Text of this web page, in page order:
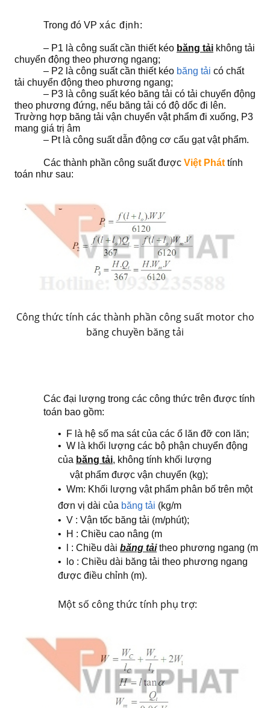
Trong đó VPxác định:
– P1 là công suấtcần thiết kéo băng tảikhông tải
chuyển động theo phương ngang;
– P2 là công suất cần thiết kéo băng tải có chất
tải chuyển động theo phương ngang;
– P3 là công suất kéo băng tải có tải chuyển động
theo phương đứng, nếu băng tải có độ dốc đi lên.
Trường hợp băng tảivận chuyển vật phẩm đi xuống, P3
mang giá trị âm
– Pt là công suất dẫnđộng cơ cấu gạt vật phẩm.
Các thành phần công suất đượcViệt Pháttính
toán như sau:
Công thức tính các thành phần công suất motor cho
băng chuyền băng tải
Các đại l ượng trong các công thức trên được tính
toán bao gồm:
• F là hệ số ma sát của các ổ lăn đỡ con lăn;
•W là khối l ượng các bộ phận chuyển động
của băng tải, không tính khối lượng
vật phẩm được vận chuyển (kg);
•Wm: Khối l ượng vật phẩm phân bố trên một
đơn vị dài của băng tải (kg/m
•V : Vận tốc băng tải (m/phút);
•
H : Chiều cao nâng (m
•
l : Chiều dàibăng tảitheo phương ngang (m
•
lo : Chiều dài băngtải theo phương ngang
được điều chỉnh (m).
Một số công thức tính phụtrợ: